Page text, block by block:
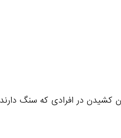
در افرادی که سنگ